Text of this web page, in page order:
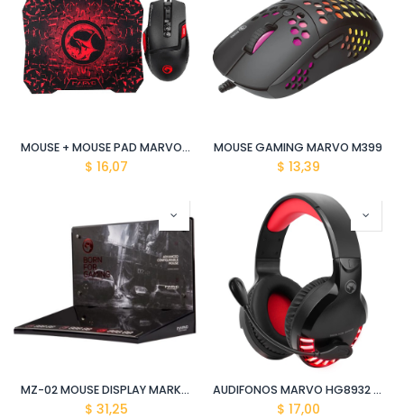
MOUSE + MOUSE PAD MARVO M355+G1
$ 16,07
MOUSE GAMING MARVO M399
$ 13,39
MZ-02 MOUSE DISPLAY MARKETING MARVO
$ 31,25
AUDIFONOS MARVO HG8932 3.5 USB
$ 17,00